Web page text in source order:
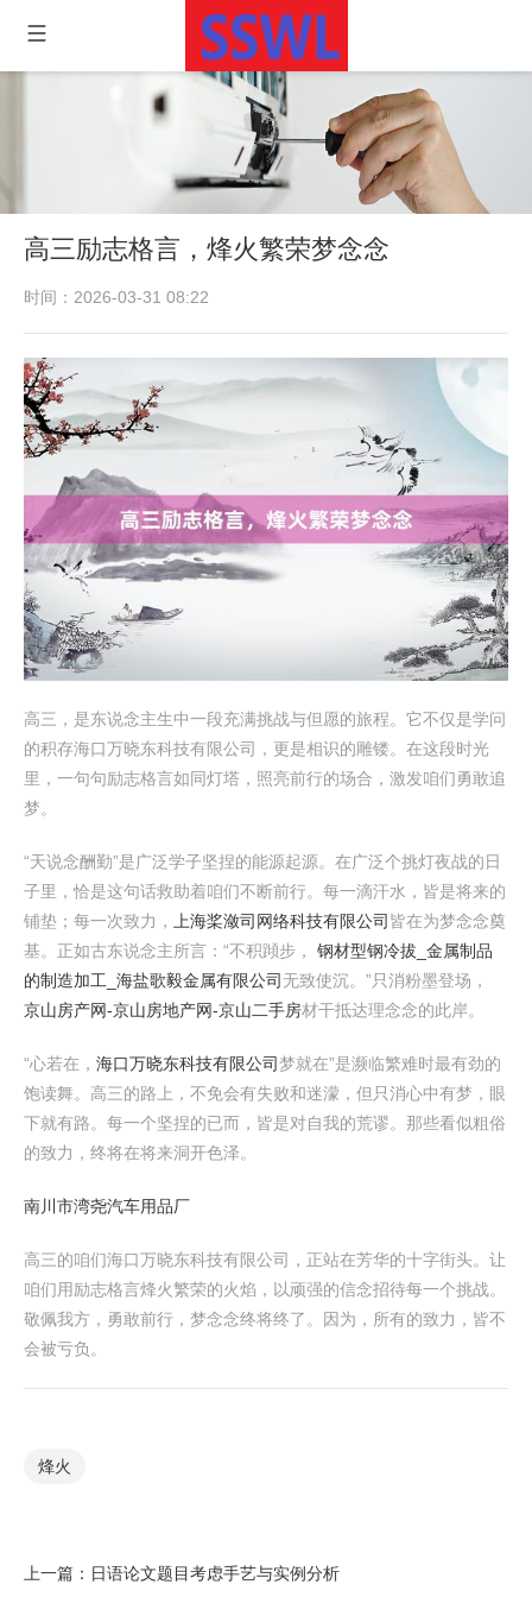
高三励志格言，烽火繁荣梦念念
时间：2026-03-31 08:22
高三，是东说念主生中一段充满挑战与但愿的旅程。它不仅是学问
的积存海口万晓东科技有限公司，更是相识的雕镂。在这段时光
里，一句句励志格言如同灯塔，照亮前行的场合，激发咱们勇敢追
梦。
“天说念酬勤”是广泛学子坚捏的能源起源。在广泛个挑灯夜战的日
子里，恰是这句话救助着咱们不断前行。每一滴汗水，皆是将来的
铺垫；每一次致力，
上海桨潋司网络科技有限公司 皆在为梦念念奠
基。正如古东说念主所言：“不积蹞步， 钢材型钢冷拔_金属制品
的制造加工_海盐歌毅金属有限公司 无致使沉。”只消粉墨登场，
京山房产网-京山房地产网-京山二手房材干抵达理念念的此岸。
“心若在， 海口万晓东科技有限公司梦就在”是濒临繁难时最有劲的
饱读舞。高三的路上，不免会有失败和迷濛，但只消心中有梦，眼
下就有路。每一个坚捏的已而，皆是对自我的荒谬。那些看似粗俗
的致力，终将在将来洞开色泽。
南川市湾尧汽车用品厂
高三的咱们海口万晓东科技有限公司，正站在芳华的十字街头。让
咱们用励志格言烽火繁荣的火焰，以顽强的信念招待每一个挑战。
敬佩我方，勇敢前行，梦念念终将终了。因为，所有的致力，皆不
会被亏负。
烽火
上一篇： 日语论文题目考虑手艺与实例分析